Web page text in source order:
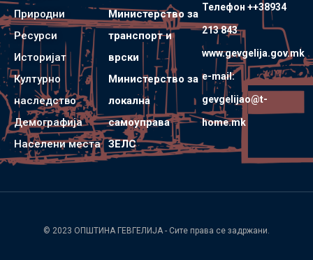
Природни
Ресурси
Историјат
Културно
наследство
Демографија
Населени места
Министерство за
транспорт и
врски
Министерство за
локална
самоуправа
ЗЕЛС
Телефон ++38934
213 843
www.gevgelija.gov.mk
e-mail:
gevgelijao@t-
home.mk
© 2023 ОПШТИНА ГЕВГЕЛИЈА - Сите права се задржани.